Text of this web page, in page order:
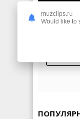
DJ Inox vs
muzclips.ru
Would like to